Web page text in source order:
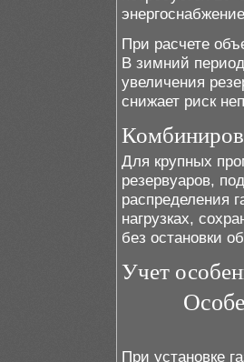
При расчете
В зимний период
увеличения
снижает риск
Для крупных
резервуаров,
распределения
нагрузках,
без остановки
Учет
При установке